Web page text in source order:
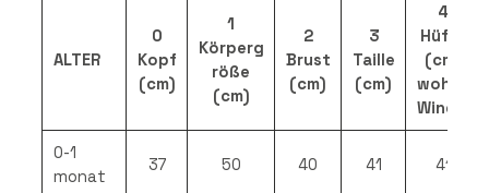
ALTER
0
Kopf
(cm)
1
Körperg
röße
(cm)
2
Brust
(cm)
3
Taille
(cm)
4
Hüfte
(cm)
wohne
Windel
0-1
monat
37 50 40 41 41